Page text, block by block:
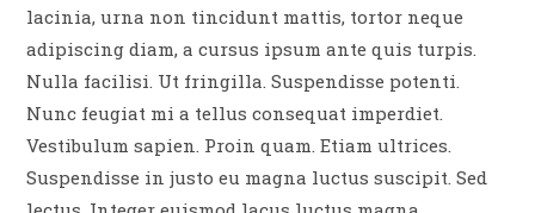
lacinia, urna non tincidunt mattis, tortor neque
adipiscing diam, a cursus ipsum ante quis turpis.
Nulla facilisi. Ut fringilla. Suspendisse potenti.
Nunc feugiat mi a tellus consequat imperdiet.
Vestibulum sapien. Proin quam. Etiam ultrices.
Suspendisse in justo eu magna luctus suscipit. Sed